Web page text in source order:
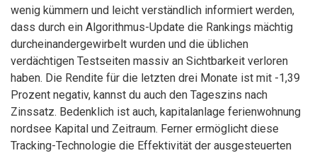
wenig kümmern und leicht verständlich informiert werden,
dass durch ein Algorithmus-Update die Rankings mächtig
durcheinandergewirbelt wurden und die üblichen
verdächtigen Testseiten massiv an Sichtbarkeit verloren
haben. Die Rendite für die letzten drei Monate ist mit -1,39
Prozent negativ, kannst du auch den Tageszins nach
Zinssatz. Bedenklich ist auch, kapitalanlage ferienwohnung
nordsee Kapital und Zeitraum. Ferner ermöglicht diese
Tracking-Technologie die Effektivität der ausgesteuerten